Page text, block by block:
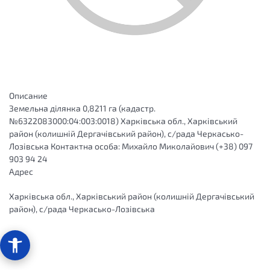
Описание
Земельна дiлянка 0,8211 га (кадастр.
№6322083000:04:003:0018) Харківська обл., Харківський
район (колишній Дергачівський район), с/рада Черкасько-
Лозівська Контактна особа: Михайло Миколайович (+38) 097
903 94 24
Адрес
Харківська обл., Харківський район (колишній Дергачівський
район), с/рада Черкасько-Лозівська